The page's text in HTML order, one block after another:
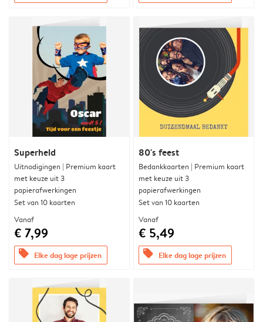
Superheld
Uitnodigingen | Premium kaart
met keuze uit 3
papierafwerkingen
Set van 10 kaarten
Vanaf
€ 7,99
offers Elke dag lage prijzen
80's feest
Bedankkaarten | Premium kaart
met keuze uit 3
papierafwerkingen
Set van 10 kaarten
Vanaf
€ 5,49
offers Elke dag lage prijzen